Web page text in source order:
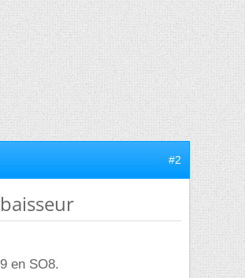
#2
en SO8.